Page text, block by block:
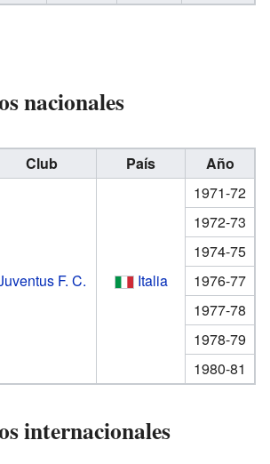
nacionales
Club País
Año
F. C. Italia
1971-72
1972-73
1974-75
1976-77
1977-78
1978-79
1980-81
internacionales